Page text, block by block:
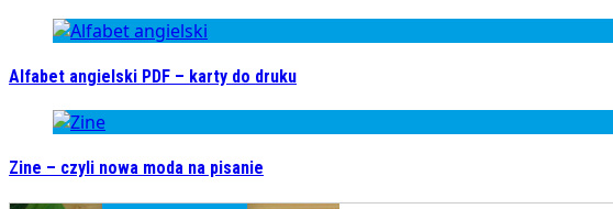
Alfabet angielski PDF – karty do druku
Zine – czyli nowa moda na pisanie